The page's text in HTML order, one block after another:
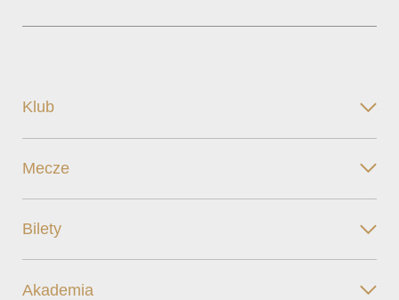
Klub
Mecze
Bilety
Akademia